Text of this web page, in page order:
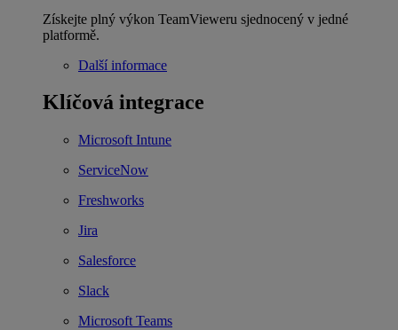
Získejte plný výkon TeamVieweru sjednocený v jedné
platformě.
Další informace
Klíčová integrace
Microsoft Intune
ServiceNow
Freshworks
Jira
Salesforce
Slack
Microsoft Teams